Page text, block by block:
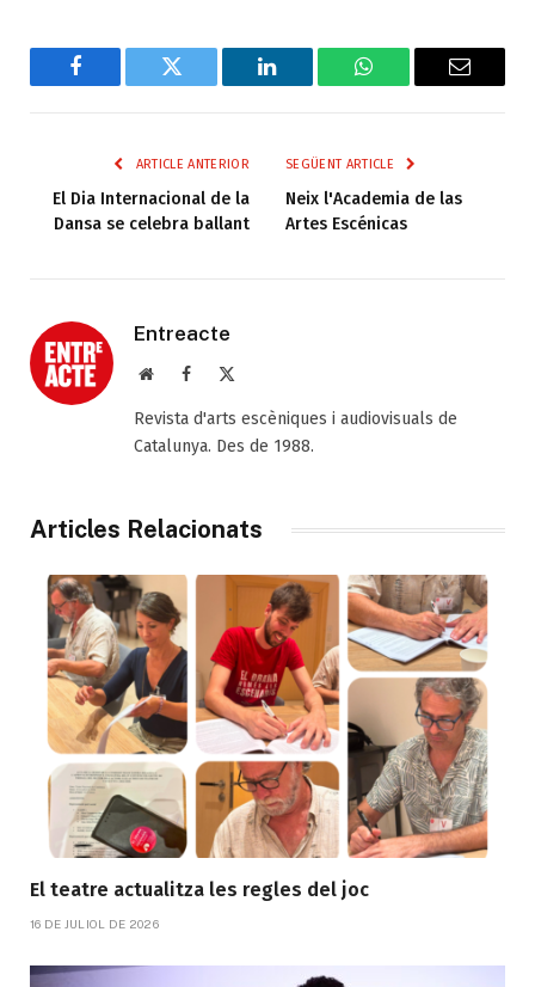
Facebook Twitter LinkedIn WhatsAppEmail
ARTICLE ANTERIOR
El Dia Internacional de la
Dansa se celebra ballant
SEGÜENT ARTICLE
Neix l'Academia de las
Artes Escénicas
Entreacte
Web Facebook
Revista d'arts escèniques i audiovisuals de
Catalunya. Des de 1988.
Articles Relacionats
El teatre actualitza les regles del joc
16 DE JULIOL DE 2026